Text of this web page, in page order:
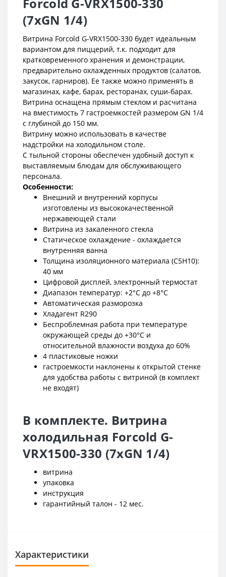
(7xGN 1/4)
Витрина Forcold G-VRX1500-330 будет идеальным
вариантом для пиццерий, т.к. подходит для
кратковременного хранения и демонстрации,
предварительно охлажденных продуктов (салатов,
закусок, гарниров). Ее также можно применять в
магазинах, кафе, барах, ресторанах, суши-барах.
Витрина оснащена прямым стеклом и расчитана
на вместимость 7 гастроемкостей размером GN 1/4
с глубиной до 150 мм.
Витрину можно использовать в качестве
надстройки на холодильном столе.
С тыльной стороны обеспечен удобный доступ к
выставляемым блюдам для обслуживающего
персонала.
Особенности:
Внешний и внутренний корпусы
изготовлены из высококачественной
нержавеющей стали
Витрина из закаленного стекла
Статическое охлаждение - охлаждается
внутренняя ванна
Толщина изоляционного материала (C5H10):
40 мм
Цифровой дисплей, электронный термостат
Диапазон температур: +2°C до +8°C
Автоматическая разморозка
Хладагент R290
Беспроблемная работа при температуре
окружающей среды до +30°C и
относительной влажности воздуха до 60%
4 пластиковые ножки
гастроемкости наклонены к открытой стенке
для удобства работы с витриной (в комплект
не входят)
В комплекте. Витрина
холодильная Forcold G-
VRX1500-330 (7xGN 1/4)
витрина
упаковка
инструкция
гарантийный талон - 12 мес.
Характеристики